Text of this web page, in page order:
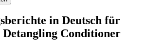
in Deutsch für
Conditioner